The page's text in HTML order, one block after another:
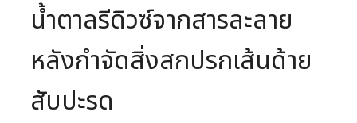
น้ำตาลรีดิวซ์จากสารละลาย
หลังกำจัดสิ่งสกปรกเส้นด้าย
สับปะรด